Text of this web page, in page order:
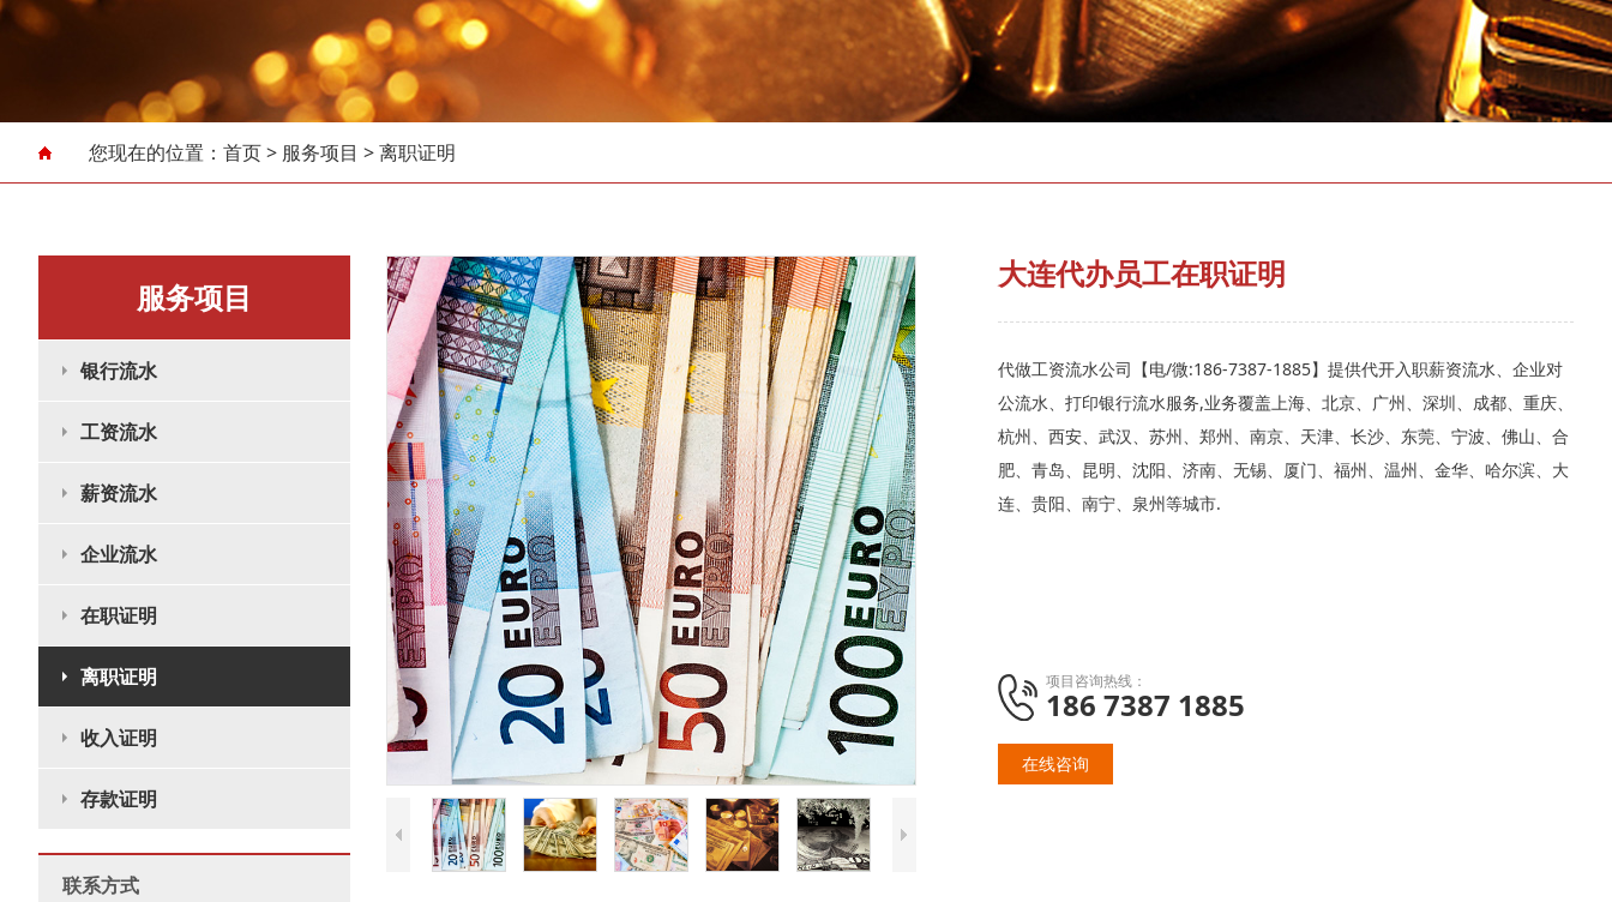
存款证明
您现在的位置： 首页> 服务项目 >离职证明
服务项目
银行流水
工资流水
薪资流水
企业流水
在职证明
离职证明
收入证明
存款证明
联系方式
大连代办员工在职证明
代做工资流水公司【电/微:186-7387-1885】提供代开入职薪资流水、企业对
公流水、打印银行流水服务,业务覆盖上海、北京、广州、深圳、成都、重庆、
杭州、西安、武汉、苏州、郑州、南京、天津、长沙、东莞、宁波、佛山、合
肥、青岛、昆明、沈阳、济南、无锡、厦门、福州、温州、金华、哈尔滨、大
连、贵阳、南宁、泉州等城市.
项目咨询热线：
186 7387 1885
在线咨询